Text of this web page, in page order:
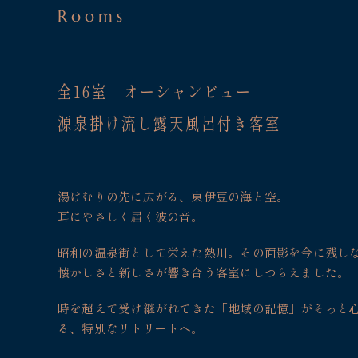
Rooms
全16室 オーシャンビュー
源泉掛け流し露天風呂付き客室
湯けむりの先に広がる、東伊豆の海と空。
耳にやさしく届く波の音。
昭和の温泉街として栄えた熱川。 その面影を今に残し
懐かしさと新しさが響き合う客室にしつらえました。
時を超えて受け継がれてきた「地域の記憶」がそっと
る、特別なリトリートへ。